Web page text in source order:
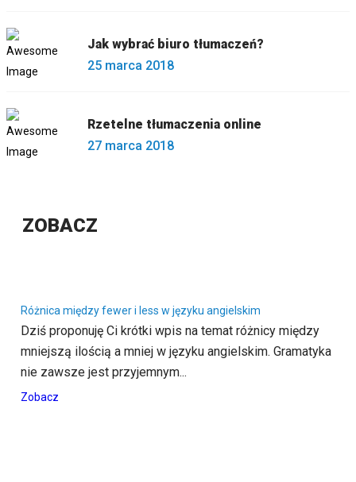
Jak wybrać biuro tłumaczeń?
25 marca 2018
Rzetelne tłumaczenia online
27 marca 2018
ZOBACZ
Różnica między fewer i less w języku angielskim
Dziś proponuję Ci krótki wpis na temat różnicy między
mniejszą ilością a mniej w języku angielskim. Gramatyka
nie zawsze jest przyjemnym...
Zobacz